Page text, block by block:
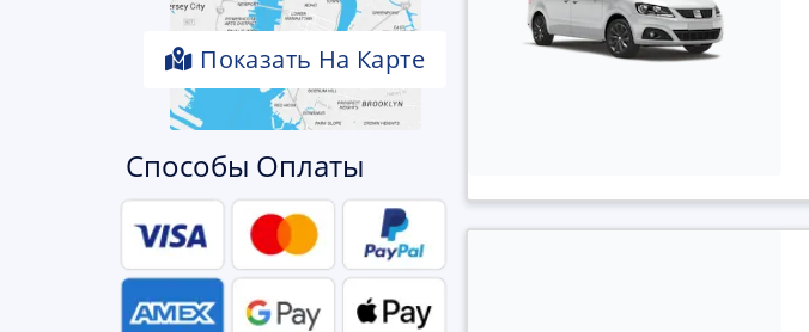
Показать На Карте
Способы Оплаты